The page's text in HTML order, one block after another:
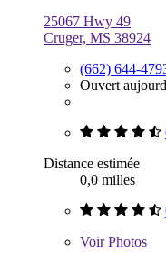
25067 Hwy 49
Cruger, MS 38924
(662) 644-
Ouvert
Distance estimée
0,0 milles
VoirPhotos